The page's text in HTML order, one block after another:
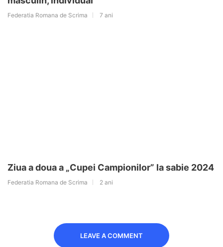
Federatia Romana de Scrima 7 ani
Ziua a doua a „Cupei Campionilor” la sabie 2024
Federatia Romana de Scrima 2 ani
LEAVE A COMMENT